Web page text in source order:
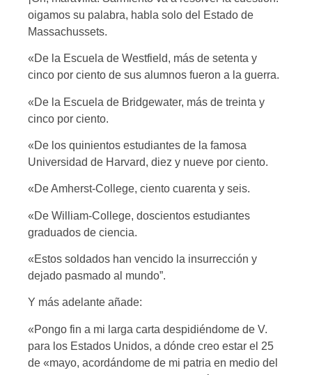
oigamos su palabra, habla solo del Estado de
Massachussets.
«De la Escuela de Westfield, más de setenta y
cinco por ciento de sus alumnos fueron a la guerra.
«De la Escuela de Bridgewater, más de treinta y
cinco por ciento.
«De los quinientos estudiantes de la famosa
Universidad de Harvard, diez y nueve por ciento.
«De Amherst-College, ciento cuarenta y seis.
«De William-College, doscientos estudiantes
graduados de ciencia.
«Estos soldados han vencido la insurrección y
dejado pasmado al mundo”.
Y más adelante añade:
«Pongo fin a mi larga carta despidiéndome de V.
para los Estados Unidos, a dónde creo estar el 25
de «mayo, acordándome de mi patria en medio del